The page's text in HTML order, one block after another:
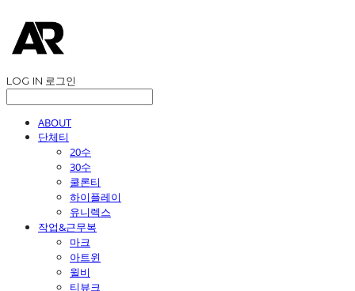
LOG IN 로그인
ABOUT
단체티
20수
30수
쿨론티
하이플레이
유니렉스
작업&근무복
마크
아트윈
윌비
티뷰크